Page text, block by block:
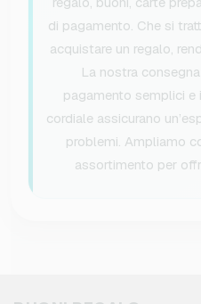
di pagamento. Che si
acquistare un regalo,
La nostra
pagamento semplici
cordiale assicurano
problemi. Ampliamo
assortimento per